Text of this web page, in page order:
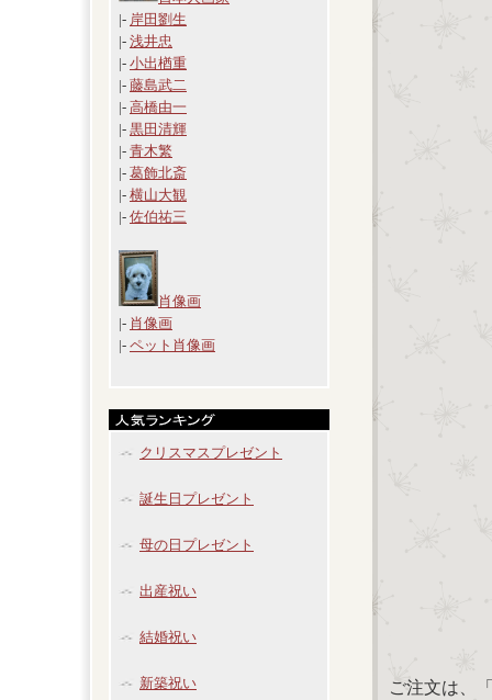
|- 岸田劉生
|- 浅井忠
|- 小出楢重
|- 藤島武二
|- 高橋由一
|- 黒田清輝
|- 青木繁
|- 葛飾北斎
|- 横山大観
|- 佐伯祐三
肖像画
|- 肖像画
|- ペット肖像画
クリスマスプレゼント
誕生日プレゼント
母の日プレゼント
出産祝い
結婚祝い
新築祝い ご注文は、